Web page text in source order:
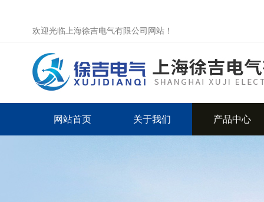
欢迎光临上海徐吉电气有限公司网站！
网站首页 关于我们 产品中心